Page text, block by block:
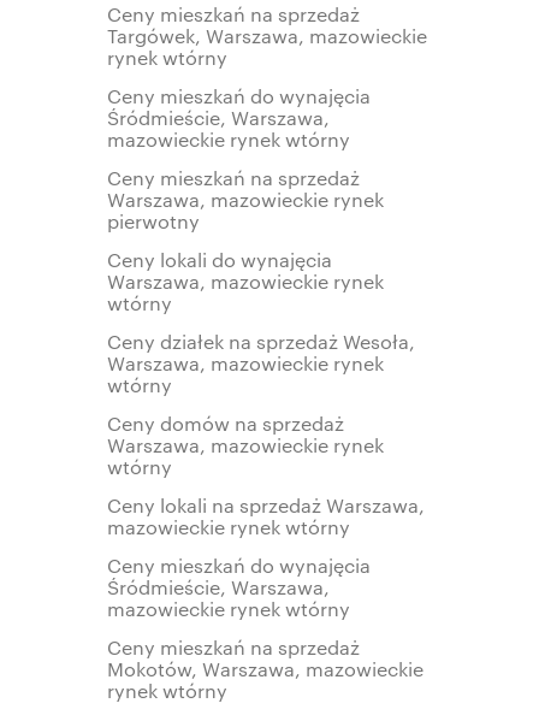
Ceny mieszkań na sprzedaż
Targówek, Warszawa, mazowieckie
rynek wtórny
Ceny mieszkań do wynajęcia
Śródmieście, Warszawa,
mazowieckie rynek wtórny
Ceny mieszkań na sprzedaż
Warszawa, mazowieckie rynek
pierwotny
Ceny lokali do wynajęcia
Warszawa, mazowieckie rynek
wtórny
Ceny działek na sprzedaż Wesoła,
Warszawa, mazowieckie rynek
wtórny
Ceny domów na sprzedaż
Warszawa, mazowieckie rynek
wtórny
Ceny lokali na sprzedaż Warszawa,
mazowieckie rynek wtórny
Ceny mieszkań do wynajęcia
Śródmieście, Warszawa,
mazowieckie rynek wtórny
Ceny mieszkań na sprzedaż
Mokotów, Warszawa, mazowieckie
rynek wtórny